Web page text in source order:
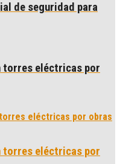
de seguridad para
torres eléctricas por
torres eléctricas por